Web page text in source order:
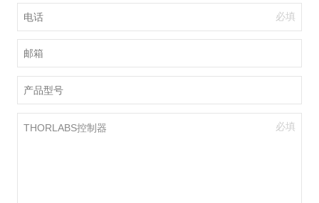
必填
必填